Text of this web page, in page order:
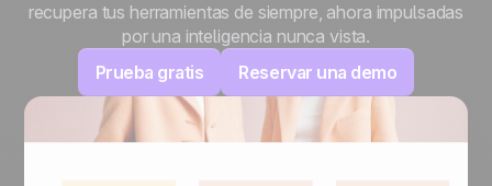
recupera tus herramientas de siempre, ahora impulsadas
por una inteligencia nunca vista.
Prueba gratis
Reservar una demo